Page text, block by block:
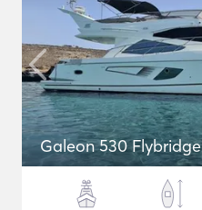
Galeon 530 Flybridge